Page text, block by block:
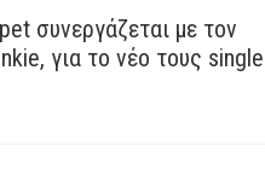
συνεργάζεται με τον
για το νέο τους single